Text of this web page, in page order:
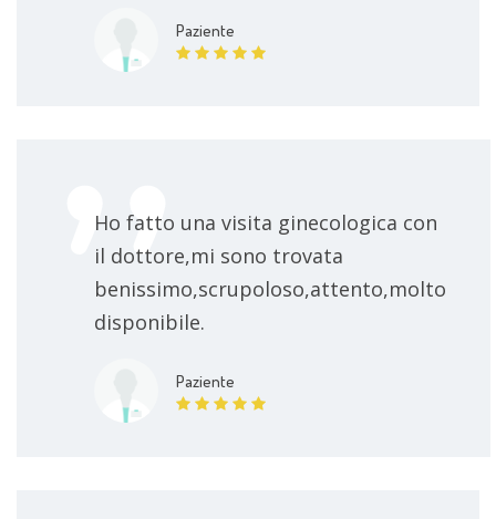
Paziente
Ho fatto una visita ginecologica con
il dottore,mi sono trovata
benissimo,scrupoloso,attento,molto
disponibile.
Paziente